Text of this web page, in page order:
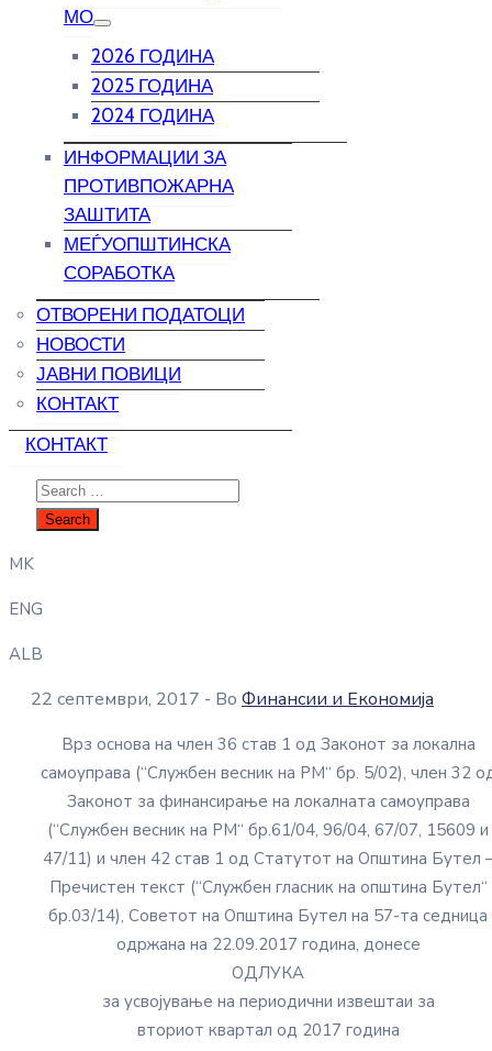
МО
2026 ГОДИНА
2025 ГОДИНА
2024 ГОДИНА
ИНФОРМАЦИИ ЗА
ПРОТИВПОЖАРНА
ЗАШТИТА
МЕЃУОПШТИНСКА
СОРАБОТКА
ОТВОРЕНИ ПОДАТОЦИ
НОВОСТИ
ЈАВНИ ПОВИЦИ
КОНТАКТ
КОНТАКТ
MK
ENG
ALB
22 септември, 2017 - Во Финансии и Економија
Врз основа на член 36 став 1 од Законот за локална
самоуправа (“Службен весник на РМ“ бр. 5/02), член 32
Законот за финансирање на локалната самоуправа
(“Службен весник на РМ“ бр.61/04, 96/04, 67/07, 15609 и
47/11) и член 42 став 1 од Статутот на Општина Бутел
Пречистен текст (“Службен гласник на општина Бутел“
бр.03/14), Советот на Општина Бутел на 57-та седница
одржана на 22.09.2017 година, донесе
ОДЛУКА
за усвојување на периодични извештаи за
вториот квартал од 2017 година